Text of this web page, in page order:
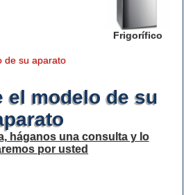
Frigorífico
de su aparato
el modelo de su
háganos una consulta y lo
por usted